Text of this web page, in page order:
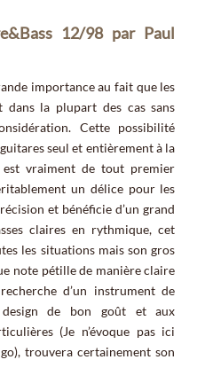
12/98 par Paul
importance au fait que les
dans la plupart des cas sans
Cette possibilité
seul et entièrement à la
vraiment de tout premier
un délice pour les
et bénéficie d’un grand
claires en rythmique, cet
les situations mais son gros
note pétille de manière claire
d’un instrument de
design de bon goût et aux
(Je n’évoque pas ici
trouvera certainement son